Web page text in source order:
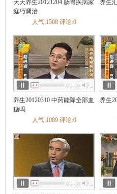
类风湿性关节炎
骨纤
折
膝关节韧带损伤
天天养生20121204 肠胃疾病家
庭巧调治
人气:1508 评论:0
养生
养生20120310 中药能降全部血
糖吗
人气:1089 评论:0
养生